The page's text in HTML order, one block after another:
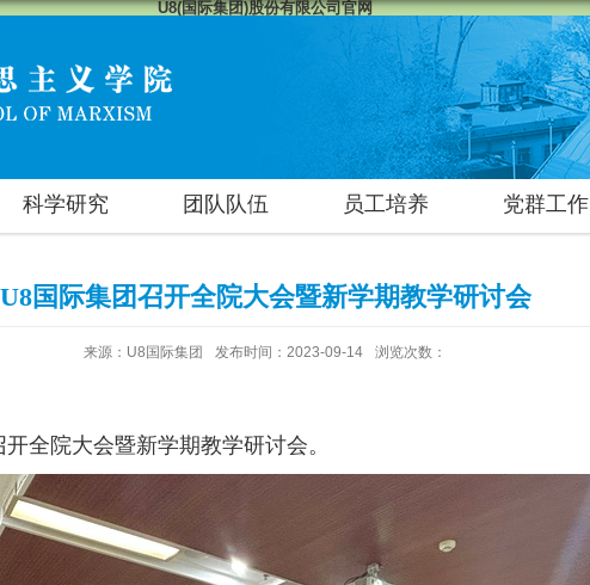
U8(国际集团)股份有限公司官网
科学研究 团队队伍 员工培养 党群工作
U8国际集团召开全院大会暨新学期教学研讨会
来源：U8国际集团 发布时间：2023-09-14 浏览次数：
全院大会暨新学期教学研讨会。